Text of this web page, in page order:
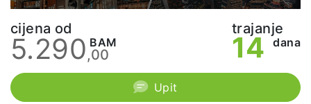
cijena od
5.290 BAM
,00
trajanje
14 dana
Upit